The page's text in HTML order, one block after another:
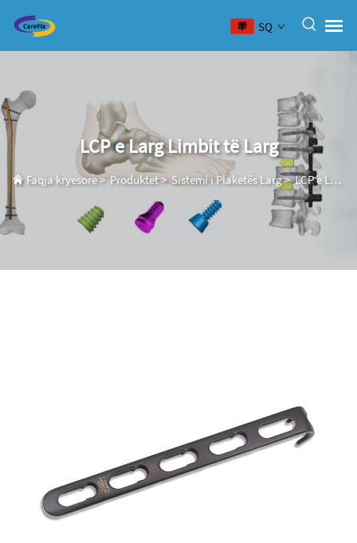
SQ
LCP e Larg Limbit të Larg
Faqja kryesore>Produktet> Sistemi i Plaketës Larg>LCP e Larg Limbit të Larg